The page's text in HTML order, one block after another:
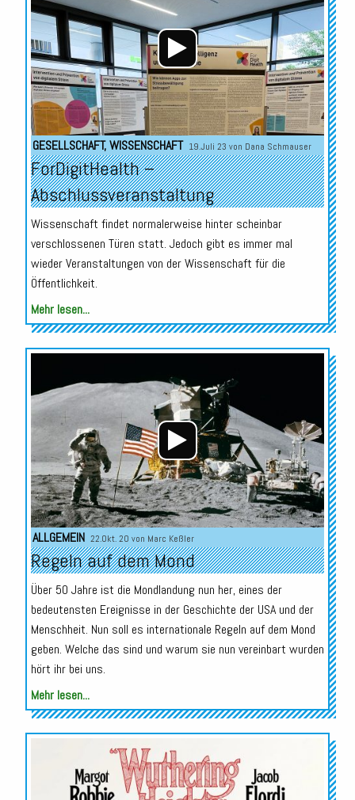
GESELLSCHAFT,WISSENSCHAFT 19.Juli 23 von Dana Schmauser
ForDigitHealth –
Abschlussveranstaltung
Wissenschaft findet normalerweise hinter scheinbar
verschlossenen Türen statt. Jedoch gibt es immer mal
wieder Veranstaltungen von der Wissenschaft für die
Öffentlichkeit.
Mehr lesen...
Audio-
Player
ALLGEMEIN 22.Okt. 20 von Marc Keßler
Regeln auf dem Mond
Über 50 Jahre ist die Mondlandung nun her, eines der
bedeutensten Ereignisse in der Geschichte der USA und der
Menschheit. Nun soll es internationale Regeln auf dem Mond
geben. Welche das sind und warum sie nun vereinbart wurden
hört ihr bei uns.
Mehr lesen...
Audio-
Player